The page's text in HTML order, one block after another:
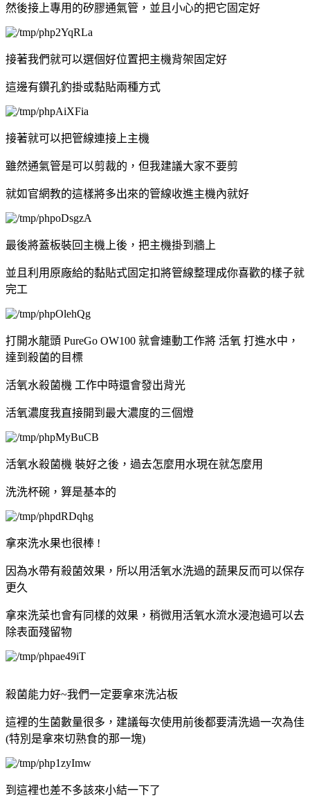
然後接上專用的矽膠通氣管，並且小心的把它固定好
接著我們就可以選個好位置把主機背架固定好
這邊有鑽孔釣掛或黏貼兩種方式
接著就可以把管線連接上主機
雖然通氣管是可以剪裁的，但我建議大家不要剪
就如官網教的這樣將多出來的管線收進主機內就好
最後將蓋板裝回主機上後，把主機掛到牆上
並且利用原廠給的黏貼式固定扣將管線整理成你喜歡的樣子就
完工
打開水龍頭 PureGo OW100 就會連動工作將 活氧 打進水中，
達到殺菌的目標
活氧水殺菌機 工作中時還會發出背光
活氧濃度我直接開到最大濃度的三個燈
活氧水殺菌機 裝好之後，過去怎麼用水現在就怎麼用
洗洗杯碗，算是基本的
拿來洗水果也很棒 !
因為水帶有殺菌效果，所以用活氧水洗過的蔬果反而可以保存
更久
拿來洗菜也會有同樣的效果，稍微用活氧水流水浸泡過可以去
除表面殘留物
殺菌能力好~我們一定要拿來洗沾板
這裡的生菌數量很多，建議每次使用前後都要清洗過一次為佳
(特別是拿來切熟食的那一塊)
到這裡也差不多該來小結一下了